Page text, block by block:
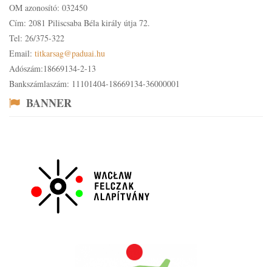
OM azonosító: 032450
Cím: 2081 Piliscsaba Béla király útja 72.
Tel: 26/375-322
Email: titkarsag@paduai.hu
Adószám:18669134-2-13
Bankszámlaszám: 11101404-18669134-36000001
BANNER